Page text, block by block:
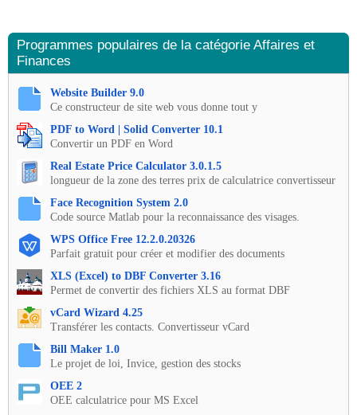
Programmes populaires de la catégorie Affaires et
Finances
Website Builder 9.0
Ce constructeur de site web vous donne tout y
PDF to Word | Solid Converter 10.1
Convertir un PDF en Word
Real Estate Price Calculator 3.0.1.5
longueur de la zone des terres prix de calculatrice convertisseur
Face Recognition System 2.0
Code source Matlab pour la reconnaissance des visages.
WPS Office Free 12.2.0.20326
Parfait gratuit pour créer et modifier des documents
XLS (Excel) to DBF Converter 3.16
Permet de convertir des fichiers XLS au format DBF
vCard Wizard 4.25
Transférer les contacts. Convertisseur vCard
Bill Maker 1.0
Le projet de loi, Invice, gestion des stocks
OEE 2
OEE calculatrice pour MS Excel